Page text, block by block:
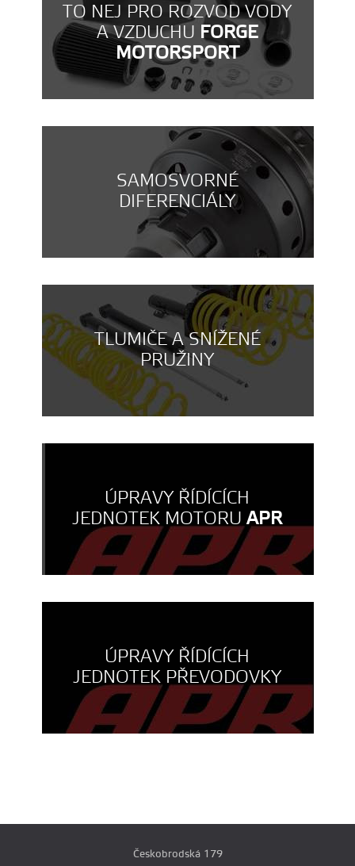
TO NEJ PRO ROZVOD VODY
A VZDUCHU FORGE
MOTORSPORT
SAMOSVORNÉ
DIFERENCIÁLY
TLUMIČE A SNÍŽENÉ
PRUŽINY
ÚPRAVY ŘÍDÍCÍCH
JEDNOTEK MOTORUAPR
ÚPRAVY ŘÍDÍCÍCH
JEDNOTEK PŘEVODOVKY
Českobrodská 179